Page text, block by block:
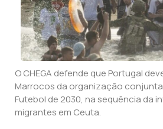
O CHEGA defende que Portugal
Marrocos da organização
Futebol de 2030, na sequência da
migrantes em Ceuta.